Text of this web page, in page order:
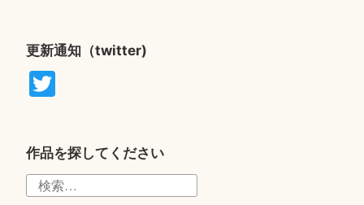
更新通知（twitter)
T
r
作品を探してください